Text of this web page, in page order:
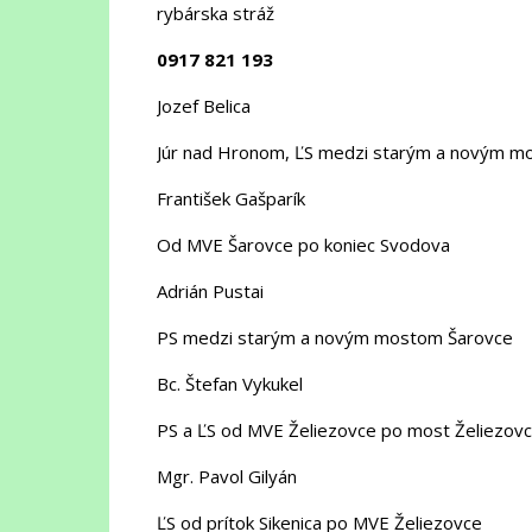
rybárska stráž
0917 821 193
Jozef Belica
Júr nad Hronom, ĽS medzi starým a novým
František Gašparík
Od MVE Šarovce po koniec Svodova
Adrián Pustai
PS medzi starým a novým mostom Šarovce
Bc. Štefan Vykukel
PS a ĽS od MVE Želiezovce po most
Mgr. Pavol Gilyán
ĽS od prítok Sikenica po MVE Želiezovce